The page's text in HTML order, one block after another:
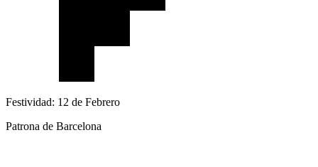
Festividad: 12 de Febrero
Patrona de Barcelona